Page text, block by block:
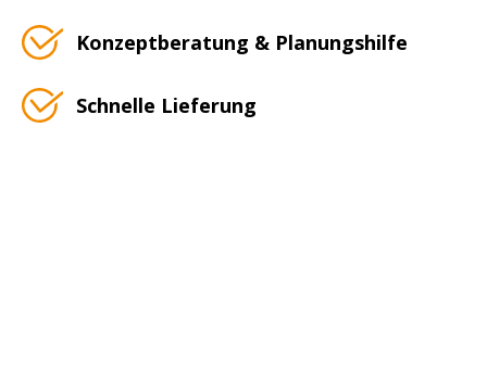
Konzeptberatung & Planungshilfe
Schnelle Lieferung